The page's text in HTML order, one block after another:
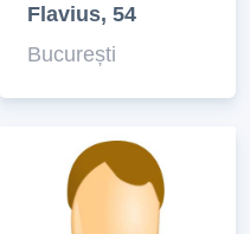
Flavius, 54
București